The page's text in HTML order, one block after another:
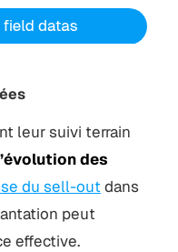
leur suivi terrain
des
du sell-outdans
peut
effective.